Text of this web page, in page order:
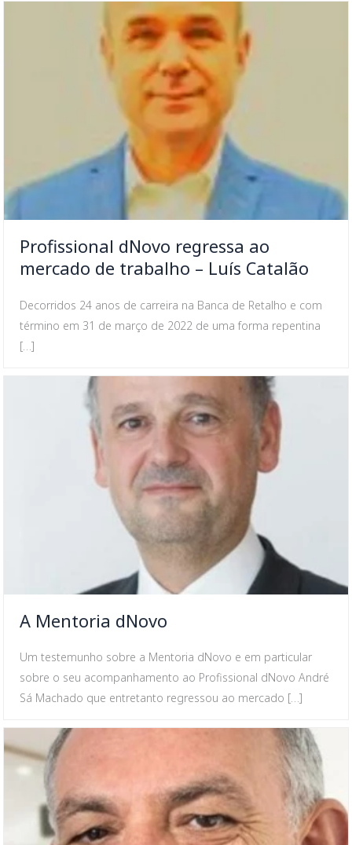
Profissional dNovo regressa ao
mercado de trabalho – Luís Catalão
Decorridos 24 anos de carreira na Banca de Retalho e com
término em 31 de março de 2022 de uma forma repentina
[…]
A Mentoria dNovo
Um testemunho sobre a Mentoria dNovo e em particular
sobre o seu acompanhamento ao Profissional dNovo André
Sá Machado que entretanto regressou ao mercado […]